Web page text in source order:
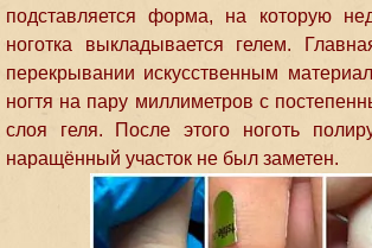
подставляется форма, на которую
ноготка выкладывается гелем.
перекрывании искусственным
ногтя на пару миллиметров с
слоя геля. После этого ноготь
наращённый участок не был заметен.